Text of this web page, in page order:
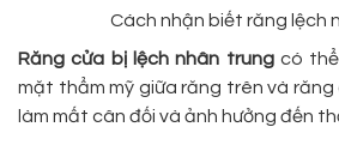
Cách nhận biết răng lệch
Răng cửa bị lệch nhân trungcó thể
mặt thẩm mỹ giữa răng trên và răng
làm mất cân đối và ảnh hưởng đến